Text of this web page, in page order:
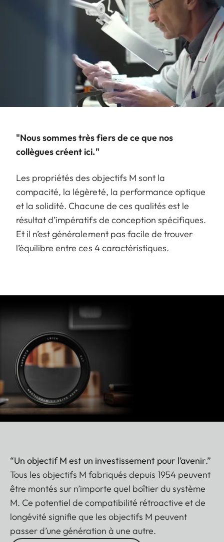
"Nous sommes très fiers de ce que nos
collègues créent ici."
Les propriétés des objectifs M sont la
compacité, la légèreté, la performance optique
et la solidité. Chacune de ces qualités est le
résultat d’impératifs de conception spécifiques.
Et il n’est généralement pas facile de trouver
l’équilibre entre ces 4 caractéristiques.
“Un objectif M est un investissement pour l’avenir.”
Tous les objectifs M fabriqués depuis 1954 peuvent
être montés sur n’importe quel boîtier du système
M. Ce potentiel de compatibilité rétroactive et de
longévité signifie que les objectifs M peuvent
passer d’une génération à une autre.